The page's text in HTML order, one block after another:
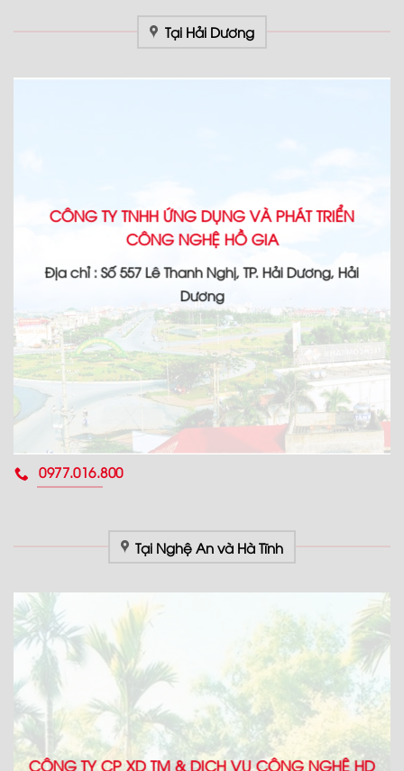
Tại Hải Dương
CÔNG TY TNHH ỨNG DỤNG VÀ PHÁT TRIỂN
CÔNG NGHỆ HỒ GIA
Địa chỉ : Số 557 Lê Thanh Nghị, TP. Hải Dương, Hải
Dương
0977.016.800
Tại Nghệ An và Hà Tĩnh
CÔNG TY CP XD TM & DỊCH VỤ CÔNG NGHỆ HD